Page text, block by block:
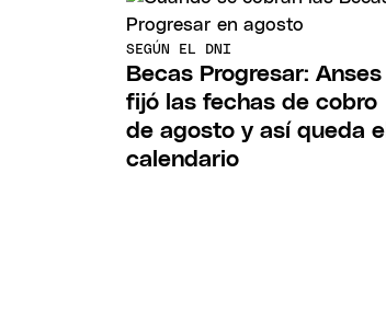
SEGÚN EL DNI
Becas Progresar: Anses
fijó las fechas de cobro
de agosto y así queda el
calendario